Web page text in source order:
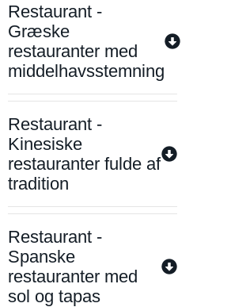
Restaurant -
Græske
restauranter med
middelhavsstemning
Restaurant -
Kinesiske
restauranter fulde af
tradition
Restaurant -
Spanske
restauranter med
sol og tapas